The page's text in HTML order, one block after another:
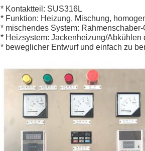
* Kontaktteil: SUS316L
* Funktion: Heizung, Mischung,
* mischendes System:
* Heizsystem: Jackenheizung/Abkühlen
* beweglicher Entwurf und einfach zu